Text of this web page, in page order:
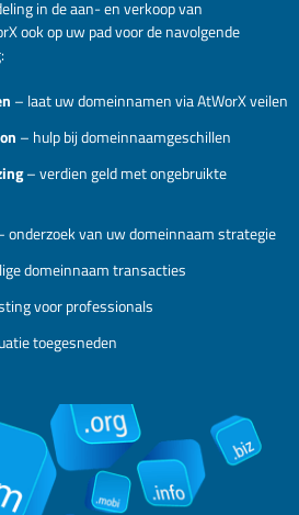
in de aan- en verkoop van
ook op uw pad voor de navolgende
– laat uw domeinnamen via AtWorX veilen
– hulp bij domeinnaamgeschillen
– verdien geld met ongebruikte
onderzoek van uw domeinnaam strategie
domeinnaam transacties
voor professionals
toegesneden